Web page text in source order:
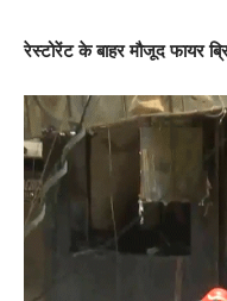
रेस्टोरेंट के बाहर मौजूद फायर